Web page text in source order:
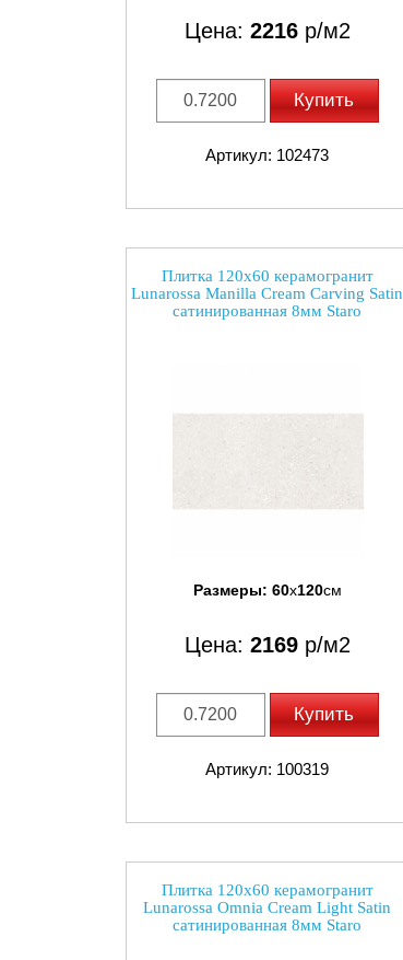
Цена: 2216р/м2
Купить
Артикул: 102473
Плитка 120x60 керамогранит
Lunarossa Manilla Cream Carving Satin
сатинированная 8мм Staro
Размеры: 60x120см
Цена: 2169р/м2
Купить
Артикул: 100319
Плитка 120x60 керамогранит
Lunarossa Omnia Cream Light Satin
сатинированная 8мм Staro